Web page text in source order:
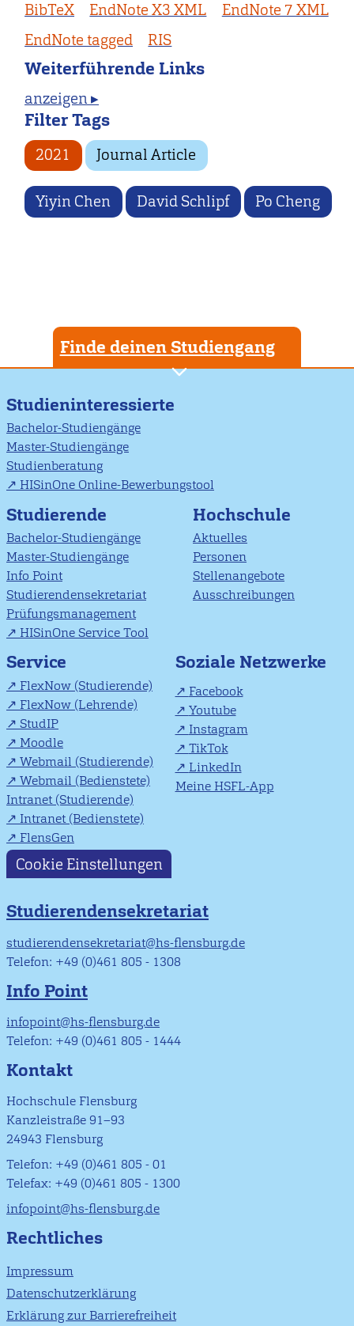
BibTeX EndNote X3 XML
EndNote 7 XML
EndNote tagged
RIS
Weiterführende Links
anzeigen ▸
Filter Tags
2021 Journal Article
Yiyin Chen David Schlipf Po Cheng
Finde deinen Studiengang
Studieninteressierte
Bachelor-Studiengänge
Master-Studiengänge
Studienberatung
HISinOne Online-Bewerbungstool
Studierende
Bachelor-Studiengänge
Master-Studiengänge
Info Point
Studierendensekretariat
Prüfungsmanagement
HISinOne Service Tool
Hochschule
Aktuelles
Personen
Stellenangebote
Ausschreibungen
Service
FlexNow (Studierende)
FlexNow (Lehrende)
StudIP
Moodle
Webmail (Studierende)
Webmail (Bedienstete)
Intranet (Studierende)
Intranet (Bedienstete)
FlensGen
Soziale Netzwerke
Facebook
Youtube
Instagram
TikTok
LinkedIn
Meine HSFL-App
Cookie Einstellungen
Studierendensekretariat
studierendensekretariat@hs-flensburg.de
Telefon: +49 (0)461 805 - 1308
Info Point
infopoint@hs-flensburg.de
Telefon: +49 (0)461 805 - 1444
Kontakt
Hochschule Flensburg
Kanzleistraße 91–93
24943 Flensburg
Telefon: +49 (0)461 805 - 01
Telefax: +49 (0)461 805 - 1300
infopoint@hs-flensburg.de
Rechtliches
Impressum
Datenschutzerklärung
Erklärung zur Barrierefreiheit